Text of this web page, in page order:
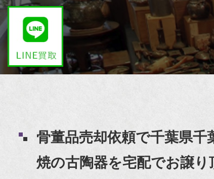
骨董品売却依頼で千葉県
焼の古陶器を宅配でお譲り